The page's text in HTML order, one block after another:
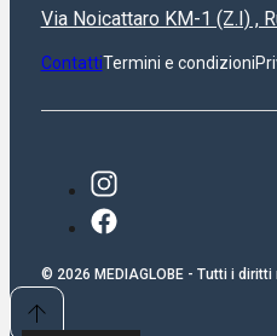
Via Noicattaro KM-1 (Z.I) ,
ContattiTermini e condizioni
© 2026 MEDIAGLOBE - Tutti i